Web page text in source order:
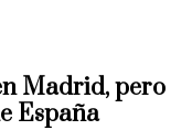
Madrid, pero
España